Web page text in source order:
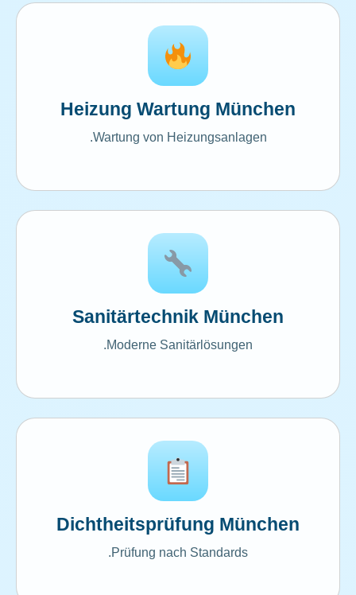
Heizung Wartung München
Wartung von Heizungsanlagen.
Sanitärtechnik München
Moderne Sanitärlösungen.
Dichtheitsprüfung München
Prüfung nach Standards.